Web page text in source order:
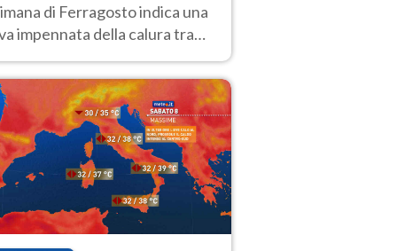
di Ferragosto indica una
impennata della calura tra
al Nord.